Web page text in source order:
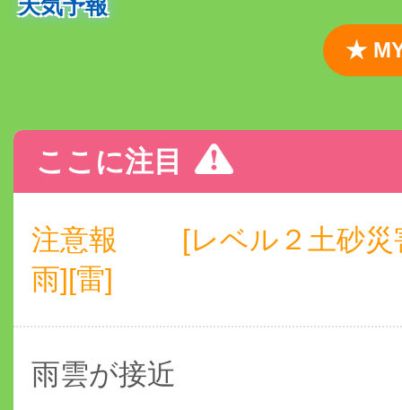
天気予報
★
ここに注目
注意報
[レベル２土砂
雨][雷]
雨雲が接近